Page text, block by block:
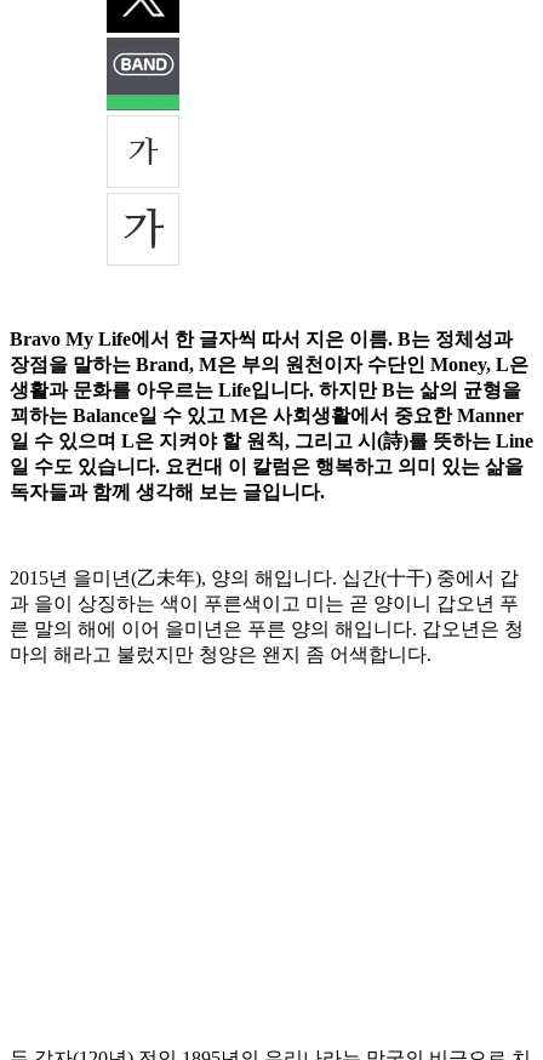
Bravo My Life에서 한 글자씩 따서 지은 이름. B는 정체성과
장점을 말하는 Brand, M은 부의 원천이자 수단인 Money, L은
생활과 문화를 아우르는 Life입니다. 하지만 B는 삶의 균형을
꾀하는 Balance일 수 있고 M은 사회생활에서 중요한 Manner
일 수 있으며 L은 지켜야 할 원칙, 그리고 시(詩)를 뜻하는 Line
일 수도 있습니다. 요컨대 이 칼럼은 행복하고 의미 있는 삶을
독자들과 함께 생각해 보는 글입니다.
2015년 을미년(乙未年), 양의 해입니다. 십간(十干) 중에서 갑
과 을이 상징하는 색이 푸른색이고 미는 곧 양이니 갑오년 푸
른 말의 해에 이어 을미년은 푸른 양의 해입니다. 갑오년은 청
마의 해라고 불렀지만 청양은 왠지 좀 어색합니다.